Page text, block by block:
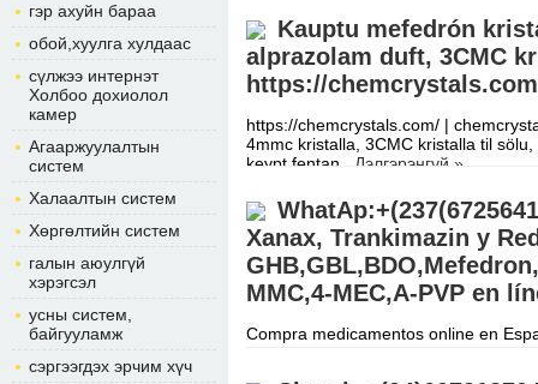
гэр ахуйн бараа
обой,хуулга хулдаас
сүлжээ интернэт
Холбоо дохиолол
камер
Агааржуулалтын
систем
Халаалтын систем
Хөргөлтийн систем
галын аюулгүй
хэрэгсэл
усны систем,
байгууламж
сэргээгдэх эрчим хүч
Kauptu mefedrón
alprazolam duft, 3CMC
https://
https://chemcrystals.com/ |
4mmc kristalla, 3CMC kristalla til
keypt fentan
Дэлгэрэнгүй »
Xanax, Trankimazin y
MMC,4-MEC,A-PVP en
Compra medicamentos online en